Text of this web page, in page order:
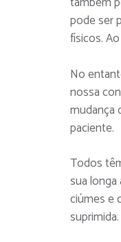
pode ser
físicos.
No
nossa
mudança
paciente.
Todos
sua
ciúmes e